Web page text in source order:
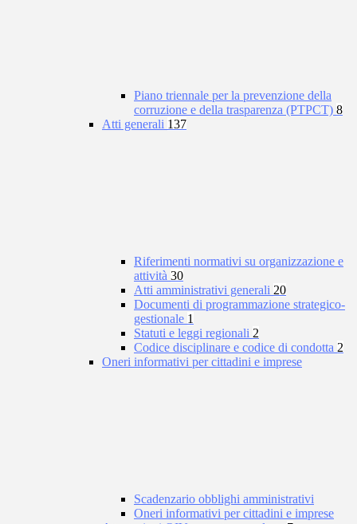
Piano triennale per la prevenzione della
corruzione e della trasparenza (PTPCT) 8
Atti generali 137
Riferimenti normativi su organizzazione e
attività 30
Atti amministrativi generali 20
Documenti di programmazione strategico-
gestionale 1
Statuti e leggi regionali 2
Codice disciplinare e codice di condotta 2
Oneri informativi per cittadini e imprese
Scadenzario obblighi amministrativi
Oneri informativi per cittadini e imprese